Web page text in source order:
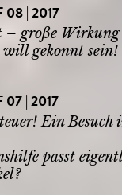
08 | 2017
– große Wirkung
will gekonnt sein!
07 | 2017
Ein Besuch
passt